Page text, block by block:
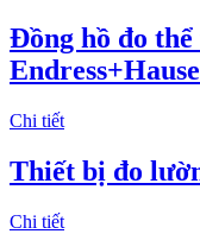
​Đồng hồ đo
Chi tiết
Thiết bị đo
Chi tiết